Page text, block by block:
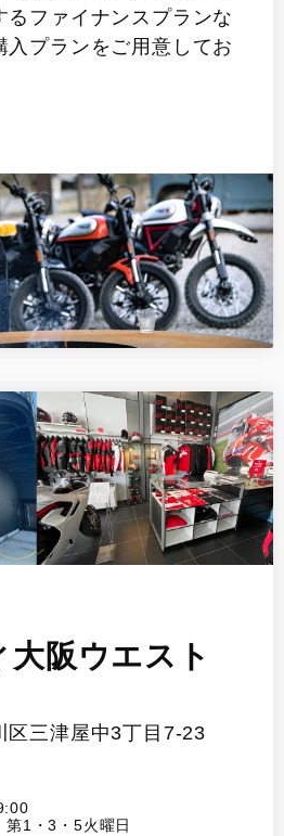
るファイナンスプランな
入プランをご用意してお
大阪ウエスト
区三津屋中3丁目7-23
第1・3・5火曜日